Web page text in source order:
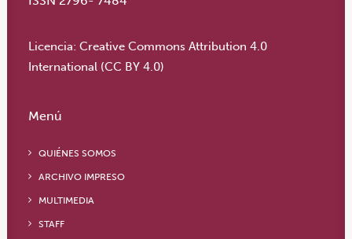
Licencia: Creative Commons Attribution 4.0
International (CC BY 4.0)
Menú
QUIÉNES SOMOS
ARCHIVO IMPRESO
MULTIMEDIA
STAFF